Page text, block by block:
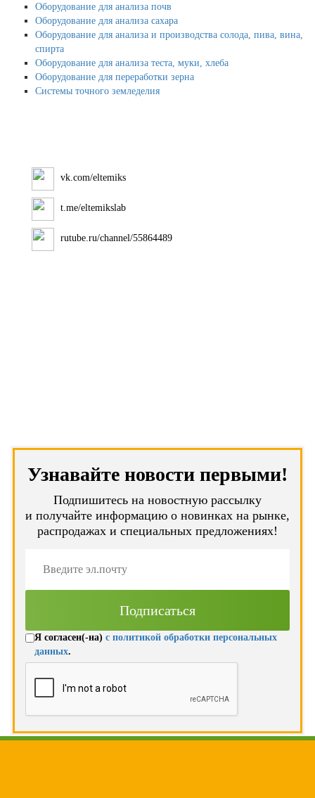
Оборудование для анализа почв
Оборудование для анализа сахара
Оборудование для анализа и производства солода, пива, вина,
спирта
Оборудование для анализа теста, муки, хлеба
Оборудование для переработки зерна
Системы точного земледелия
vk.com/eltemiks
t.me/eltemikslab
rutube.ru/channel/55864489
Узнавайте новости первыми!
Подпишитесь на новостную рассылку
и получайте информацию о новинках на рынке,
распродажах и специальных предложениях!
Я согласен(-на) с политикой обработки персональных
данных.